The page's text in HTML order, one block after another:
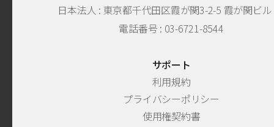
日本法人 :東京都千代田区霞が関3-2-5 霞が関ビル 5F
電話番号 : 03-6721-8544
サポート
利用規約
プライバシーポリシー
使用権契約書